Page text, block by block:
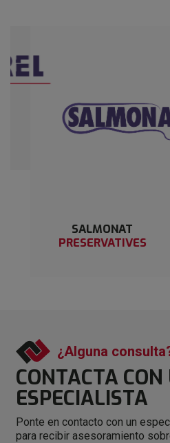
SALMONAT
PRESERVATIVES
¿Alguna
CONTACTA CON
ESPECIALISTA
Ponte en contacto con un
para recibir asesoramiento